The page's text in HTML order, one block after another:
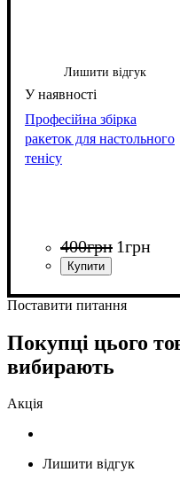
Лишити відгук
Професійна збірка
ракеток для настольного
тенісу
400грн 1грн
Поставити питання
Покупці цього
вибирають
Акція
Лишити відгук